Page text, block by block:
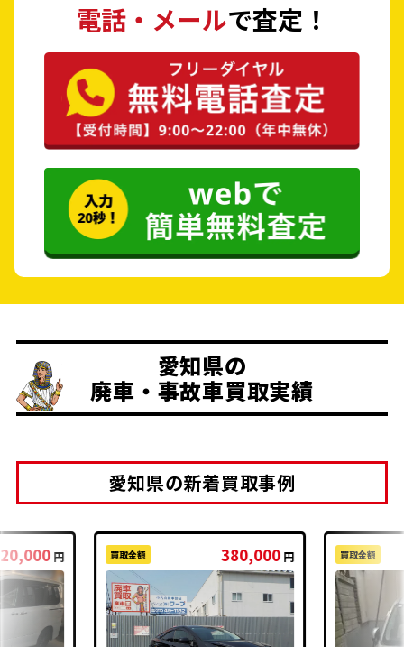
電話・メールで査定！
愛知県の
廃車・事故車買取実績
愛知県の新着買取事例
円 買取金額 380,000 円 買取金額